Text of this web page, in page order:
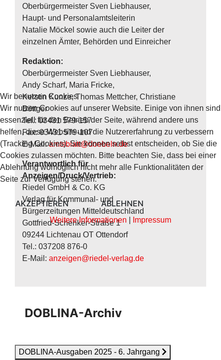
Oberbürgermeister Sven Liebhauser,
Haupt- und Personalamtsleiterin
Natalie Möckel sowie auch die Leiter der
einzelnen Ämter, Behörden und Einreicher
Redaktion:
Oberbürgermeister Sven Liebhauser,
Andy Scharf, Maria Fricke,
Kerstin Kunze, Thomas Mettcher, Christiane
Böttger
Tel.: 03431 579-157
Fax: 03431 579-107
E-Mail:amtsblatt@doebeln.de
Verantwortlich für
Anzeigen/Druck/Vertrieb:
Riedel GmbH & Co. KG
Verlag für Kommunal- und
Bürgerzeitungen Mitteldeutschland
Gottfried-Schenker-Straße 1
09244 Lichtenau OT Ottendorf
Tel.: 037208 876-0
E-Mail: anzeigen@riedel-verlag.de
DOBLINA-Archiv
DOBLINA-Ausgaben 2025 - 6. Jahrgang
Wir benutzen Cookies
Wir nutzen Cookies auf unserer Website. Einige von ihnen sind
essenziell für den Betrieb der Seite, während andere uns
helfen, diese Website und die Nutzererfahrung zu verbessern
(Tracking Cookies). Sie können selbst entscheiden, ob Sie die
Cookies zulassen möchten. Bitte beachten Sie, dass bei einer
Ablehnung womöglich nicht mehr alle Funktionalitäten der
Seite zur Verfügung stehen.
AKZEPTIEREN ABLEHNEN
Weitere Informationen Impressum